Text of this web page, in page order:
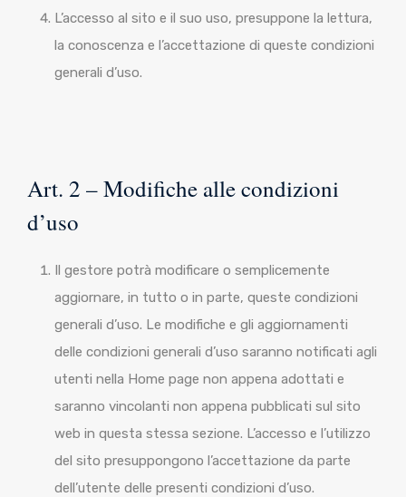
L’accesso al sito e il suo uso, presuppone la lettura,
la conoscenza e l’accettazione di queste condizioni
generali d’uso.
Art. 2 – Modifiche alle condizioni
d’uso
Il gestore potrà modificare o semplicemente
aggiornare, in tutto o in parte, queste condizioni
generali d’uso. Le modifiche e gli aggiornamenti
delle condizioni generali d’uso saranno notificati agli
utenti nella Home page non appena adottati e
saranno vincolanti non appena pubblicati sul sito
web in questa stessa sezione. L’accesso e l’utilizzo
del sito presuppongono l’accettazione da parte
dell’utente delle presenti condizioni d’uso.